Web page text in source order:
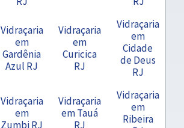
Vidraçaria
em
Gardênia
Azul RJ
Vidraçaria
em
Curicica
RJ
Vidraçaria
em
Cidade
de Deus
RJ
Vidraçaria
em
Zumbi RJ
Vidraçaria
em Tauá
RJ
Vidraçaria
em
Ribeira